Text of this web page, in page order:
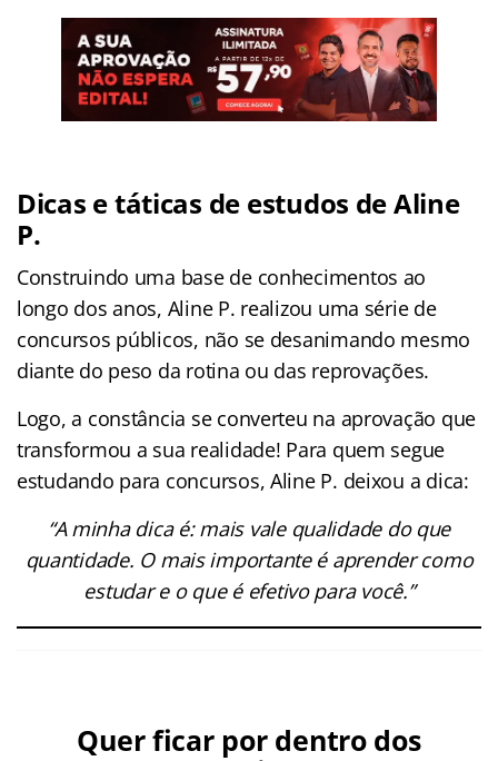
Dicas e táticas de estudos de Aline
P.
Construindo uma base de conhecimentos ao
longo dos anos, Aline P. realizou uma série de
concursos públicos, não se desanimando mesmo
diante do peso da rotina ou das reprovações.
Logo, a constância se converteu na aprovação que
transformou a sua realidade! Para quem segue
estudando para concursos, Aline P. deixou a dica:
“A minha dica é: mais vale qualidade do que
quantidade. O mais importante é aprender como
estudar e o que é efetivo para você.”
Quer ficar por dentro dos